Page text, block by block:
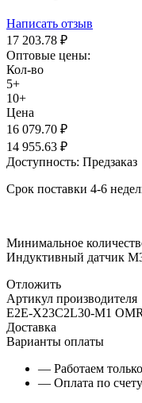
Написать отзыв
17 203.78 ₽
Оптовые цены:
Кол-во
5+
10+
Цена
16 079.70 ₽
14 955.63 ₽
Доступность: Предзаказ
Срок поставки 4-6
Минимальное
Индуктивный датчик
Отложить
Артикул производителя
E2E-X23C2L30-M1
Доставка
Варианты оплаты
— Работаем
— Оплата по счету